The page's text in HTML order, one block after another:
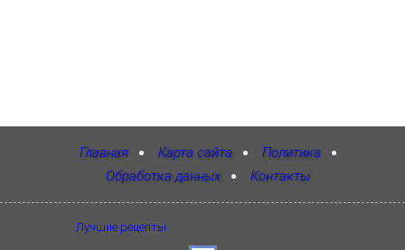
Главная Карта сайта
Политика
Обработка данных
Контакты
Лучшие рецепты